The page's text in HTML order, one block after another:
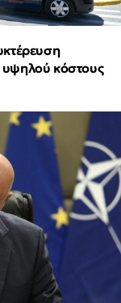
υψηλού κόστους